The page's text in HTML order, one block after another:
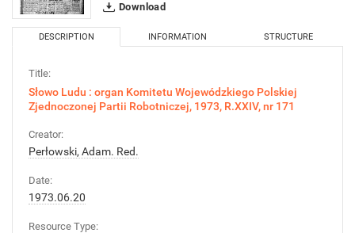
Download
DESCRIPTION INFORMATION STRUCTURE
Title:
Słowo Ludu : organ Komitetu Wojewódzkiego Polskiej
Zjednoczonej Partii Robotniczej, 1973, R.XXIV, nr 171
Creator:
Perłowski, Adam. Red.
Date:
1973.06.20
Resource Type: